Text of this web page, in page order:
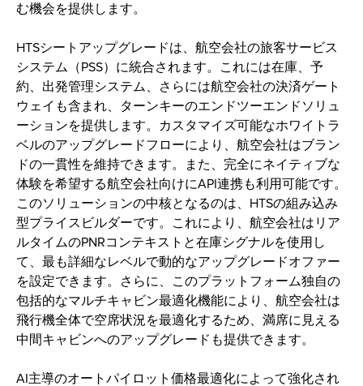
む機会を提供します。
HTSシートアップグレードは、航空会社の旅客サービス
システム（PSS）に統合されます。これには在庫、予
約、出発管理システム、さらには航空会社の決済ゲート
ウェイも含まれ、ターンキーのエンドツーエンドソリュ
ーションを提供します。カスタマイズ可能なホワイトラ
ベルのアップグレードフローにより、航空会社はブラン
ドの一貫性を維持できます。また、完全にネイティブな
体験を希望する航空会社向けにAPI連携も利用可能です。
このソリューションの中核となるのは、HTSの組み込み
型プライスビルダーです。これにより、航空会社はリア
ルタイムのPNRコンテキストと在庫シグナルを使用し
て、最も詳細なレベルで動的なアップグレードオファー
を設定できます。さらに、このプラットフォーム独自の
包括的なマルチキャビン最適化機能により、航空会社は
飛行機全体で空席状況を最適化するため、満席に見える
中間キャビンへのアップグレードも提供できます。
AI主導のオートパイロット価格最適化によって強化され